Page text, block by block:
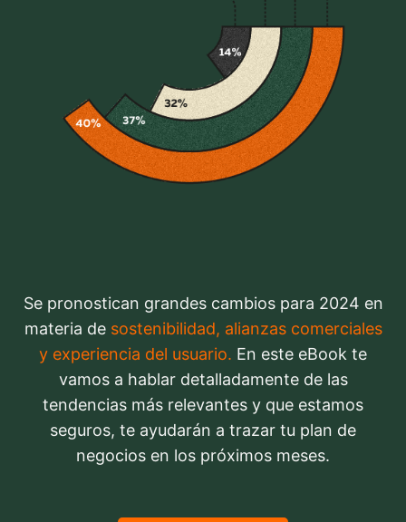
Se pronostican grandes cambios para 2024 en
materia de sostenibilidad, alianzas comerciales
y experiencia del usuario. En este eBook te
vamos a hablar detalladamente de las
tendencias más relevantes y que estamos
seguros, te ayudarán a trazar tu plan de
negocios en los próximos meses.